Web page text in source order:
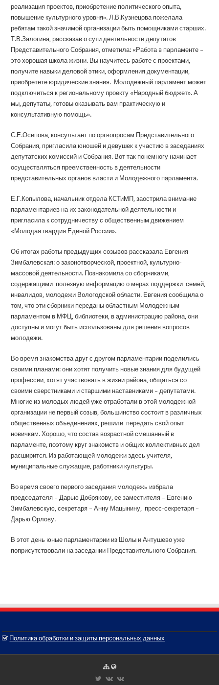
реализация проектов, приобретение политического опыта,
повышение культурного уровня». Л.В.Кузнецова пожелала
ребятам такой значимой организации быть помощниками старших.
Т.В.Залогина, рассказав о сути деятельности депутатов
Представительного Собрания, отметила: «Работа в парламенте –
это хорошая школа жизни. Вы научитесь работе с проектами,
получите навыки деловой этики, оформления документации,
приобретете юридические знания. Молодежный парламент может
подключиться к региональному проекту «Народный бюджет». А
мы, депутаты, готовы оказывать вам практическую и
консультативную помощь».
С.Е.Осипова, консультант по оргвопросам Представительного
Собрания, пригласила юношей и девушек к участию в заседаниях
депутатских комиссий и Собрания. Вот так понемногу начинает
осуществляться преемственность в деятельности
представительных органов власти и Молодежного парламента.
Е.Г.Копылова, начальник отдела КСТиМП, заострила внимание
парламентариев на их законодательной деятельности и
пригласила к сотрудничеству с общественным движением
«Молодая гвардия Единой России».
Об итогах работы предыдущих созывов рассказала Евгения
Зимбалевская: о законотворческой, проектной, культурно-
массовой деятельности. Познакомила со сборниками,
содержащими полезную информацию о мерах поддержки семей,
инвалидов, молодежи Вологодской области. Евгения сообщила о
том, что эти сборники переданы областным Молодежным
парламентом в МФЦ, библиотеки, в администрацию района, они
доступны и могут быть использованы для решения вопросов
молодежи.
Во время знакомства друг с другом парламентарии поделились
своими планами: они хотят получить новые знания для будущей
профессии, хотят участвовать в жизни района, общаться со
своими сверстниками и старшими наставниками – депутатами.
Многие из молодых людей уже отработали в этой молодежной
организации не первый созыв, большинство состоит в различных
общественных объединениях, решили передать свой опыт
новичкам. Хорошо, что состав возрастной смешанный в
парламенте, поэтому круг знакомств и общих коллективных дел
расширится. Из работающей молодежи здесь учителя,
муниципальные служащие, работники культуры.
Во время своего первого заседания молодежь избрала
председателя – Дарью Добрякову, ее заместителя – Евгению
Зимбалевскую, секретаря – Анну Мацынину, пресс-секретаря –
Дарью Орлову.
В этот день юные парламентарии из Шолы и Антушево уже
поприсутствовали на заседании Представительного Собрания.
Политика обработки и защиты персональных данных